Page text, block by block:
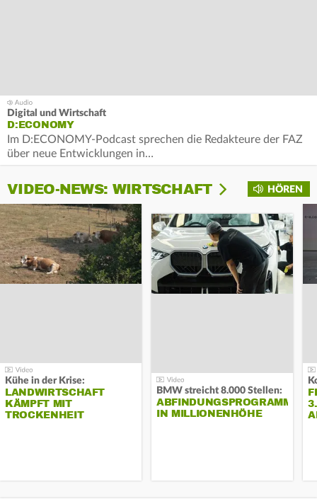
Digital und Wirtschaft
D:ECONOMY
Im D:ECONOMY-Podcast sprechen die Redakteure der FAZ
über neue Entwicklungen in…
HÖREN
VIDEO-NEWS: WIRTSCHAFT
Kühe in der Krise:
LANDWIRTSCHAFT
KÄMPFT MIT
TROCKENHEIT
BMW streicht 8.000 Stellen:
ABFINDUNGSPROGRAMM
IN MILLIONENHÖHE